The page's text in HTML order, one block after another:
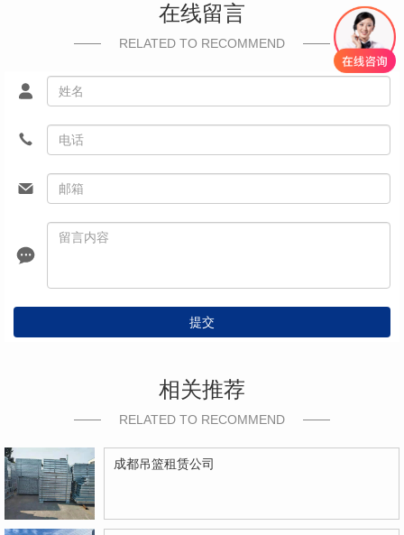
在线留言
RELATED TO RECOMMEND
提交
相关推荐
RELATED TO RECOMMEND
成都吊篮租赁公司